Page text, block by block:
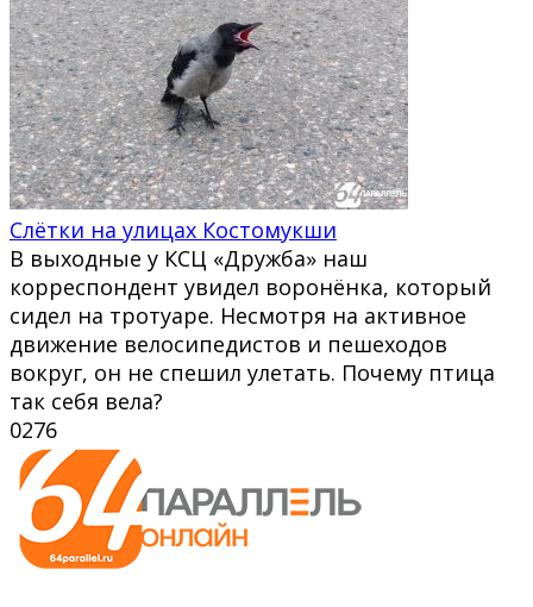
Слётки на улицах Костомукши
В выходные у КСЦ «Дружба» наш
корреспондент увидел воронёнка, который
сидел на тротуаре. Несмотря на активное
движение велосипедистов и пешеходов
вокруг, он не спешил улетать. Почему птица
так себя вела?
0276